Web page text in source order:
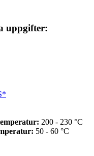
uppgifter:
200 - 230 °C
50 - 60 °C